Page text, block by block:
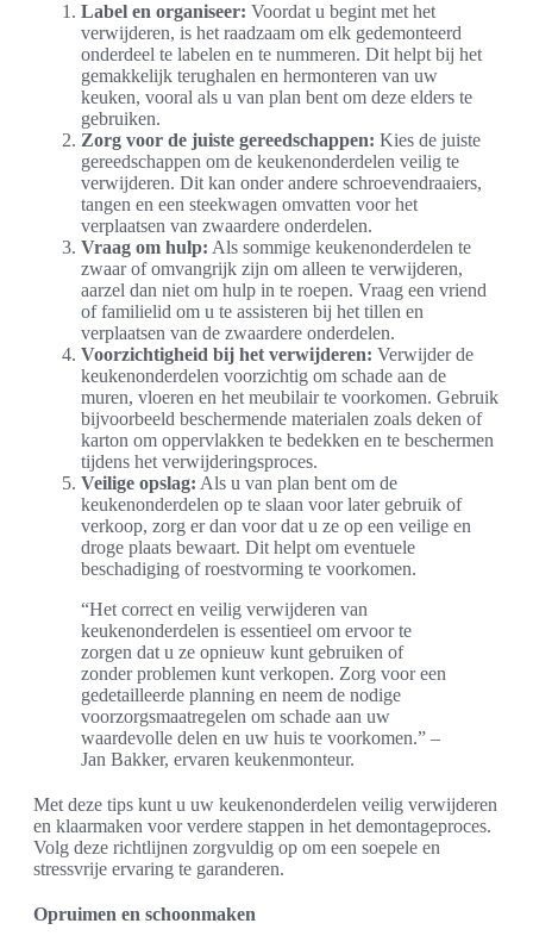
Label en organiseer: Voordat u begint met het
verwijderen, is het raadzaam om elk gedemonteerd
onderdeel te labelen en te nummeren. Dit helpt bij het
gemakkelijk terughalen en hermonteren van uw
keuken, vooral als u van plan bent om deze elders te
gebruiken.
Zorg voor de juiste gereedschappen: Kies de juiste
gereedschappen om de keukenonderdelen veilig te
verwijderen. Dit kan onder andere schroevendraaiers,
tangen en een steekwagen omvatten voor het
verplaatsen van zwaardere onderdelen.
Vraag om hulp: Als sommige keukenonderdelen te
zwaar of omvangrijk zijn om alleen te verwijderen,
aarzel dan niet om hulp in te roepen. Vraag een vriend
of familielid om u te assisteren bij het tillen en
verplaatsen van de zwaardere onderdelen.
Voorzichtigheid bij het verwijderen: Verwijder de
keukenonderdelen voorzichtig om schade aan de
muren, vloeren en het meubilair te voorkomen. Gebruik
bijvoorbeeld beschermende materialen zoals deken of
karton om oppervlakken te bedekken en te beschermen
tijdens het verwijderingsproces.
Veilige opslag: Als u van plan bent om de
keukenonderdelen op te slaan voor later gebruik of
verkoop, zorg er dan voor dat u ze op een veilige en
droge plaats bewaart. Dit helpt om eventuele
beschadiging of roestvorming te voorkomen.
“Het correct en veilig verwijderen van
keukenonderdelen is essentieel om ervoor te
zorgen dat u ze opnieuw kunt gebruiken of
zonder problemen kunt verkopen. Zorg voor een
gedetailleerde planning en neem de nodige
voorzorgsmaatregelen om schade aan uw
waardevolle delen en uw huis te voorkomen.” –
Jan Bakker, ervaren keukenmonteur.
Met deze tips kunt u uw keukenonderdelen veilig verwijderen
en klaarmaken voor verdere stappen in het demontageproces.
Volg deze richtlijnen zorgvuldig op om een soepele en
stressvrije ervaring te garanderen.
Opruimen en schoonmaken